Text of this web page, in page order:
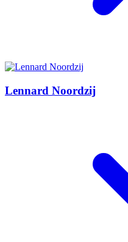
Lennard Noordzij